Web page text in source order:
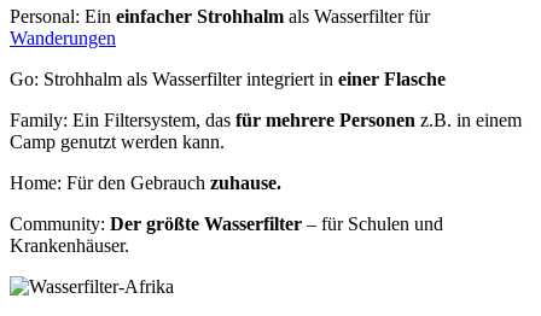
Personal: Ein einfacher Strohhalm als Wasserfilter für
Wanderungen
Go: Strohhalm als Wasserfilter integriert in einer Flasche
Family: Ein Filtersystem, das für mehrere Personen z.B. in einem
Camp genutzt werden kann.
Home: Für den Gebrauch zuhause.
Community: Der größte Wasserfilter – für Schulen und
Krankenhäuser.